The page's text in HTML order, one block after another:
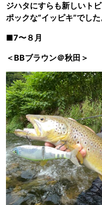
ジハタにすらも新しいト
ポックな“イッピキ”でした
■7〜８月
＜BBブラウン＠秋田＞